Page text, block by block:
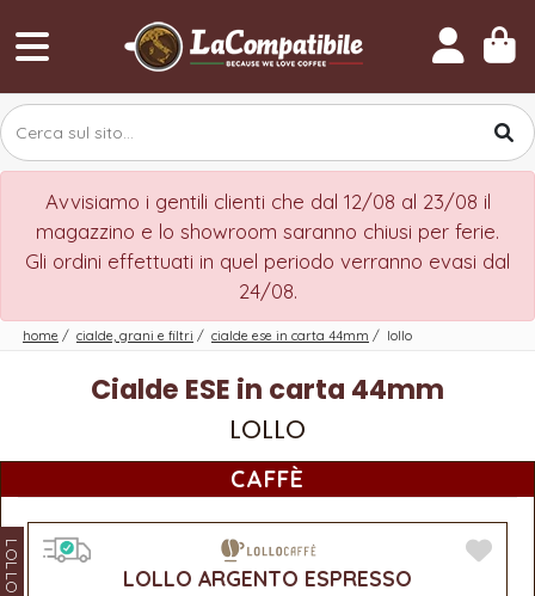
Avvisiamo i gentili clienti che dal 12/08 al 23/08 il
magazzino e lo showroom saranno chiusi per ferie.
Gli ordini effettuati in quel periodo verranno evasi dal
24/08.
home / cialde, grani e filtri / cialde ese in carta 44mm / lollo
Cialde ESE in carta 44mm
LOLLO
CAFFÈ
LOLLO LOLLO ARGENTO ESPRESSO